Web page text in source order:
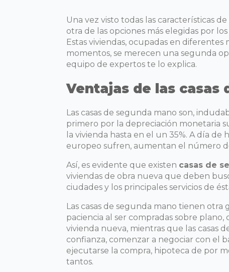
Una vez visto todas las características
otra de las opciones más elegidas por
Estas viviendas, ocupadas en
momentos, se merecen una segunda
equipo de expertos te lo explica.
Ventajas de las casas
Las casas de segunda mano son,
primero por la depreciación monetaria
la vivienda hasta en el un 35%. A día
europeo sufren, aumentan el número
Así, es evidente que existen casas de
viviendas de obra nueva que deben
ciudades y los principales servicios de
Las casas de segunda mano tienen otra
paciencia al ser compradas sobre
vivienda nueva, mientras que las casas
confianza, comenzar a negociar con el
ejecutarse la compra, hipoteca de por
tantos.